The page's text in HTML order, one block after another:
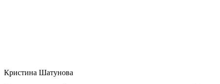
Кристина Шатунова